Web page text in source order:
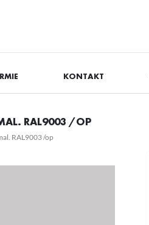
KONTAKT
RAL9003 /OP
RAL9003 /op